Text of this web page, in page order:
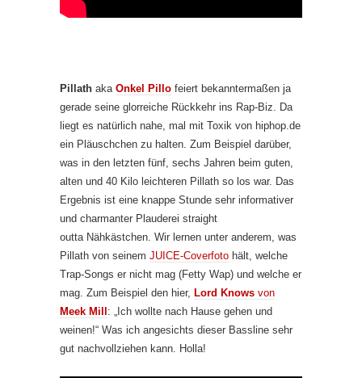
Pillath aka Onkel Pillo feiert bekanntermaßen ja
gerade seine glorreiche Rückkehr ins Rap-Biz. Da
liegt es natürlich nahe, mal mit Toxik von hiphop.de
ein Pläuschchen zu halten. Zum Beispiel darüber,
was in den letzten fünf, sechs Jahren beim guten,
alten und 40 Kilo leichteren Pillath so los war. Das
Ergebnis ist eine knappe Stunde sehr informativer
und charmanter Plauderei straight
outta Nähkästchen. Wir lernen unter anderem, was
Pillath von seinem JUICE-Coverfoto hält, welche
Trap-Songs er nicht mag (Fetty Wap) und welche er
mag. Zum Beispiel den hier, Lord Knows von
Meek Mill: „Ich wollte nach Hause gehen und
weinen!“ Was ich angesichts dieser Bassline sehr
gut nachvollziehen kann. Holla!